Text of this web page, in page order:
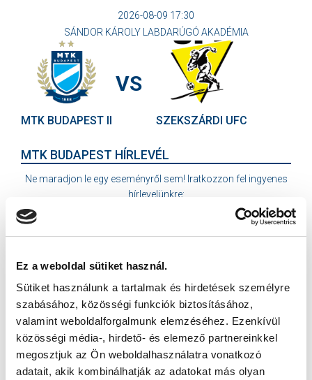
Ez a weboldal sütiket használ.
Sütiket használunk a tartalmak és hirdetések személyre
szabásához, közösségi funkciók biztosításához,
valamint weboldalforgalmunk elemzéséhez. Ezenkívül
közösségi média-, hirdető- és elemező partnereinkkel
megosztjuk az Ön weboldalhasználatra vonatkozó
adatait, akik kombinálhatják az adatokat más olyan
2026-08-09 17:30
SÁNDOR KÁROLY LABDARÚGÓ AKADÉMIA
MTK BUDAPEST II
VS
SZEKSZÁRDI UFC
MTK BUDAPEST HÍRLEVÉL
Ne maradjon le egy eseményről sem! Iratkozzon fel ingyenes
hírlevelünkre:
FELIRATKOZOM